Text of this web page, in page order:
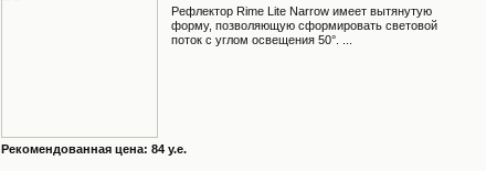
Рефлектор Rime Lite Narrow имеет вытянутую
форму, позволяющую сформировать световой
поток с углом освещения 50°. ...
Рекомендованная цена: 84 у.е.